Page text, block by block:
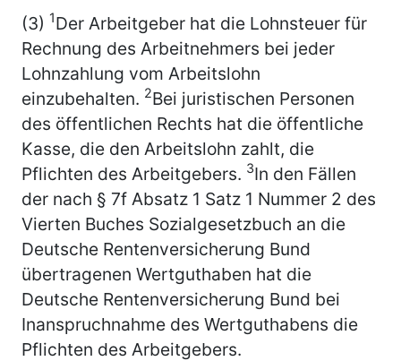
(3) 1Der Arbeitgeber hat die Lohnsteuer für
Rechnung des Arbeitnehmers bei jeder
Lohnzahlung vom Arbeitslohn
einzubehalten. 2Bei juristischen Personen
des öffentlichen Rechts hat die öffentliche
Kasse, die den Arbeitslohn zahlt, die
Pflichten des Arbeitgebers. 3In den Fällen
der nach § 7f Absatz 1 Satz 1 Nummer 2 des
Vierten Buches Sozialgesetzbuch an die
Deutsche Rentenversicherung Bund
übertragenen Wertguthaben hat die
Deutsche Rentenversicherung Bund bei
Inanspruchnahme des Wertguthabens die
Pflichten des Arbeitgebers.